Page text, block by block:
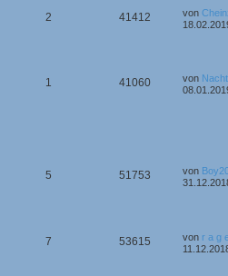
2 41412 von
1 41060 von
5 51753 von
7 53615 von r a g